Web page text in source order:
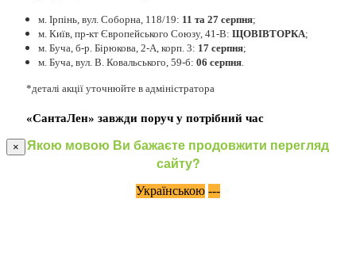
м. Ірпінь, вул. Соборна, 118/19: 11 та 27 серпня;
м. Київ, пр-кт Європейського Союзу, 41-В: ЩОВІВТОРКА;
м. Буча, б-р. Бірюкова, 2-А, корп. 3: 17 серпня;
м. Буча, вул. В. Ковальського, 59-б: 06 серпня.
*деталі акції уточнюйте в адміністратора
«СантаЛен» завжди поруч у потрібний час
×
Якою мовою Ви бажаєте продовжити перегляд
сайту?
Українською ---